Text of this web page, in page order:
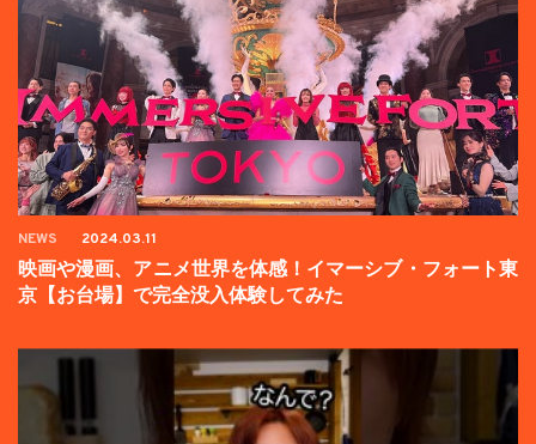
NEWS 2024.03.11
映画や漫画、アニメ世界を体感！イマーシブ・フォート東
京【お台場】で完全没入体験してみた